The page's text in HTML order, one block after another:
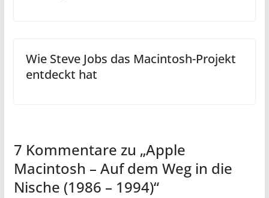
Wie Steve Jobs das Macintosh-Projekt
entdeckt hat
7 Kommentare zu „Apple
Macintosh – Auf dem Weg in die
Nische (1986 – 1994)“